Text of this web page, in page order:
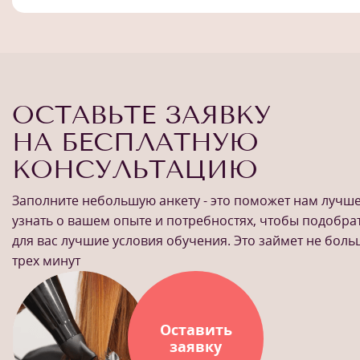
ОСТАВЬТЕ ЗАЯВКУ
НА БЕСПЛАТНУЮ
КОНСУЛЬТАЦИЮ
Заполните небольшую анкету - это поможет нам
узнать о вашем опыте и потребностях, чтобы
для вас лучшие условия обучения. Это займет не
трех минут
Оставить
заявку